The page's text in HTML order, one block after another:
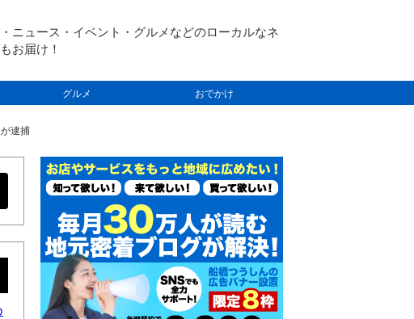
ニュース・イベント・グルメなどのローカルなネ
お届け！
グルメ おでかけ
逮捕